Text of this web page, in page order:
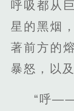
呼吸都从
星的黑烟
著前方的
暴怒，以
“呼